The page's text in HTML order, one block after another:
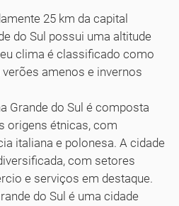
25 km da capital
do Sul possui uma altitude
clima é classificado como
amenos e invernos
Grande do Sul é composta
origens étnicas, com
italiana e polonesa. A cidade
com setores
e serviços em destaque.
do Sul é uma cidade